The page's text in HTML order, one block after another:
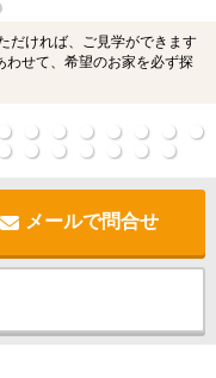
だければ、ご見学ができます
わせて、希望のお家を必ず探
メールで問合せ